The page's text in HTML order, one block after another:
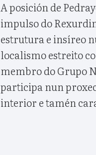
A posición de
impulso do
estrutura e insíreo
localismo estreito
membro do Grupo
participa nun
interior e tamén